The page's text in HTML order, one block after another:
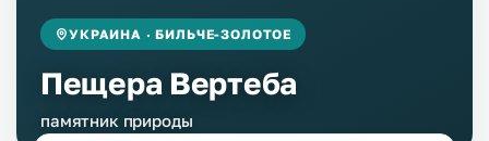
УКРАИНА · БИЛЬЧЕ-ЗОЛОТОЕ
Пещера Вертеба
памятник природы